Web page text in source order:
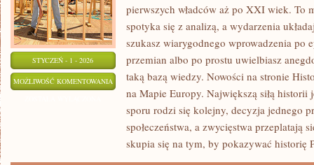
STYCZEŃ - 1 - 2026
MOŻLIWOŚĆ KOMENTOWANIA HISTORIA
PRZEMYSŁU
URBANIZACJI
pierwszych władców aż po XXI wiek. To
spotyka się z analizą, a wydarzenia
szukasz wiarygodnego wprowadzenia po
przemian albo po prostu uwielbiasz
taką bazą wiedzy. Nowości na stronie
na Mapie Europy. Największą siłą historii
sporu rodzi się kolejny, decyzja jednego
społeczeństwa, a zwycięstwa przeplatają
skupia się na tym, by pokazywać historię